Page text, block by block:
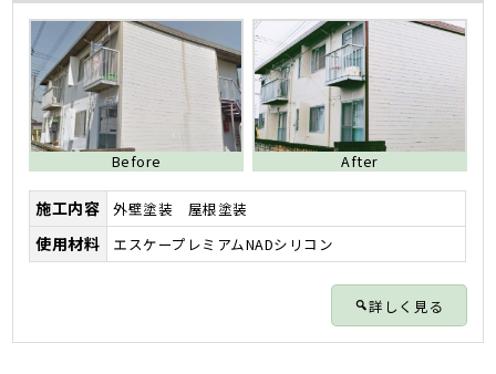
Before After
施工内容 外壁塗装 屋根塗装
使用材料 エスケープレミアムNADシリコン
詳しく見る